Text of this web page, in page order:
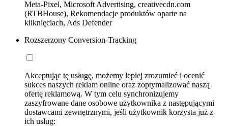
Meta-Pixel, Microsoft Advertising, creativecdn.com
(RTBHouse), Rekomendacje produktów oparte na
kliknięciach, Ads Defender
Rozszerzony Conversion-Tracking
Akceptując tę usługę, możemy lepiej zrozumieć i ocenić
sukces naszych reklam online oraz zoptymalizować naszą
ofertę reklamową. W tym celu synchronizujemy
zaszyfrowane dane osobowe użytkownika z następującymi
dostawcami zewnętrznymi, jeśli użytkownik korzysta już z
ich usług: